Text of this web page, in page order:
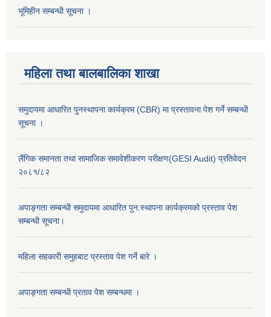
भूमिहीन सम्बन्धी सूचना ।
महिला तथा बालबालिका शाखा
समुदायमा आधारित पुनस्थापना कार्यक्रम (CBR) मा प्रस्तावना पेश गर्ने सम्बन्धी
सूचना ।
लैंगिक समानता तथा सामाजिक समावेशीकरण परीक्षण(GESI Audit) प्रतिवेदन
२०८१/८२
अपाङ्गता सम्बन्धी समुदायमा आधारित पुन:स्थापना कार्यक्रमको प्रस्ताव पेश
सम्बन्धी सूचना।
महिला सहकारी समुहबाट प्रस्ताव पेश गर्ने बारे ।
अपाङ्गता सम्बन्धी प्रताव पेश सम्बन्धमा ।